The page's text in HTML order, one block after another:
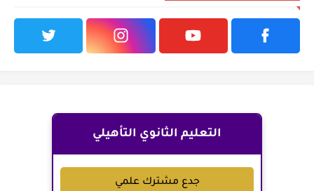
التعليم الثانوي التأهيلي
جدع مشترك علمي